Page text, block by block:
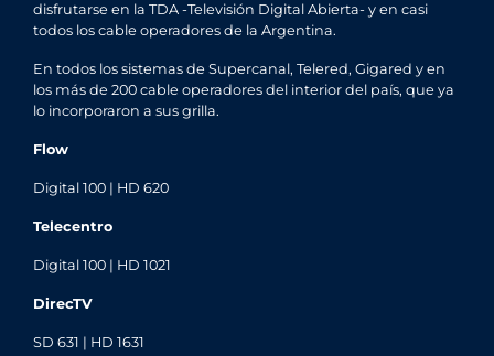
disfrutarse en la TDA -Televisión Digital Abierta- y en casi
todos los cable operadores de la Argentina.
En todos los sistemas de Supercanal, Telered, Gigared y en
los más de 200 cable operadores del interior del país, que ya
lo incorporaron a sus grilla.
Flow
Digital 100 | HD 620
Telecentro
Digital 100 | HD 1021
DirecTV
SD 631 | HD 1631